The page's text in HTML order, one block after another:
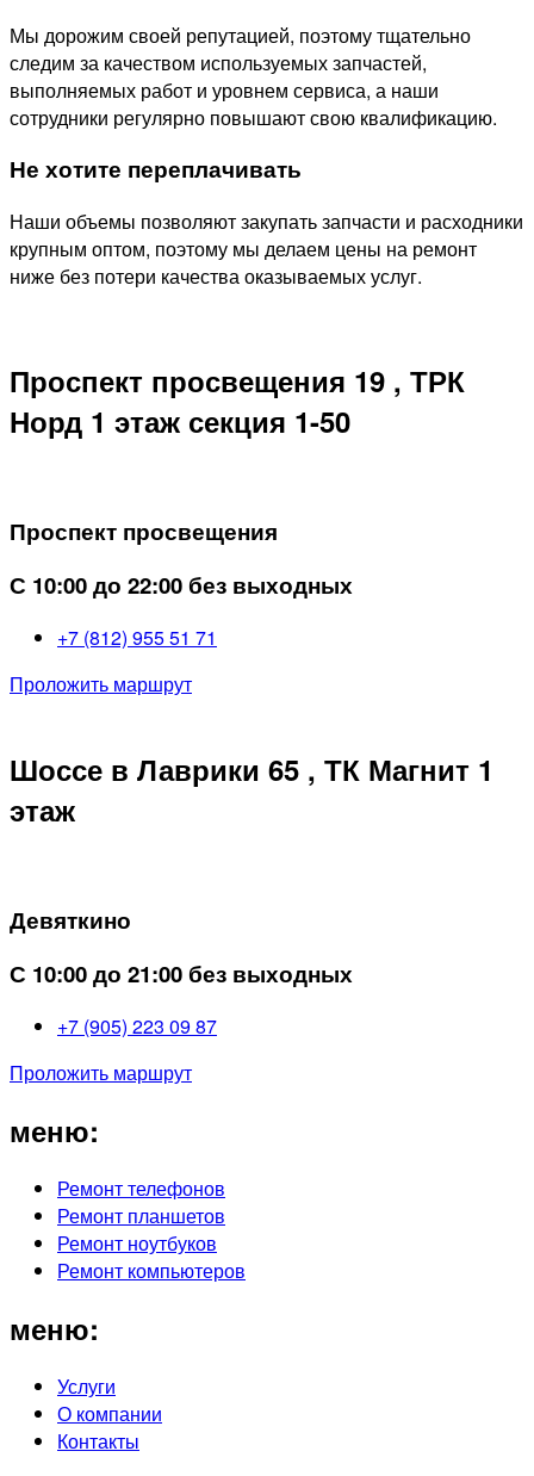
Мы дорожим своей репутацией, поэтому тщательно
следим за качеством используемых запчастей,
выполняемых работ и уровнем сервиса, а наши
сотрудники регулярно повышают свою квалификацию.
Не хотите переплачивать
Наши объемы позволяют закупать запчасти и расходники
крупным оптом, поэтому мы делаем цены на ремонт
ниже без потери качества оказываемых услуг.
Проспект просвещения 19 , ТРК
Норд 1 этаж секция 1-50
Проспект просвещения
С 10:00 до 22:00 без выходных
+7 (812) 955 51 71
Проложить маршрут
Шоссе в Лаврики 65 , ТК Магнит 1
этаж
Девяткино
С 10:00 до 21:00 без выходных
+7 (905) 223 09 87
Проложить маршрут
меню:
Ремонт телефонов
Ремонт планшетов
Ремонт ноутбуков
Ремонт компьютеров
меню:
Услуги
О компании
Контакты